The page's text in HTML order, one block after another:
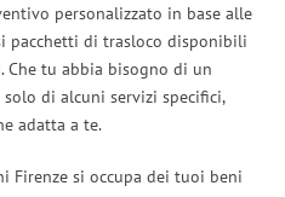
personalizzato in base alle
pacchetti di trasloco disponibili
Che tu abbia bisogno di un
di alcuni servizi specifici,
adatta a te.
Firenze si occupa dei tuoi beni